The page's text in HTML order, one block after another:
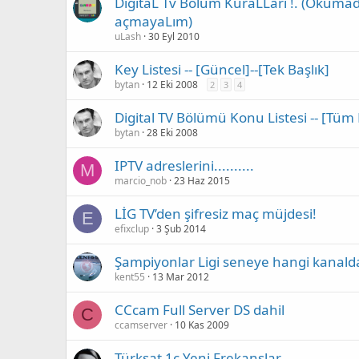
açmayaLım)
uLash 30 Eyl 2010
Key Listesi -- [Güncel]--[Tek Başlık]
bytan 12 Eki 2008 2 3 4
Digital TV Bölümü Konu Listesi --
bytan 28 Eki 2008
M IPTV adreslerini..........
marcio_nob 23 Haz 2015
E LİG TV’den şifresiz maç müjdesi!
efixclup 3 Şub 2014
Şampiyonlar Ligi seneye hangi
kent55 13 Mar 2012
C CCcam Full Server DS dahil
ccamserver 10 Kas 2009